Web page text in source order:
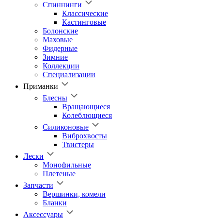
Спиннинги
Классические
Кастинговые
Болонские
Маховые
Фидерные
Зимние
Коллекции
Специализации
Приманки
Блесны
Вращающиеся
Колеблющиеся
Силиконовые
Виброхвосты
Твистеры
Лески
Монофильные
Плетеные
Запчасти
Вершинки, комели
Бланки
Аксессуары